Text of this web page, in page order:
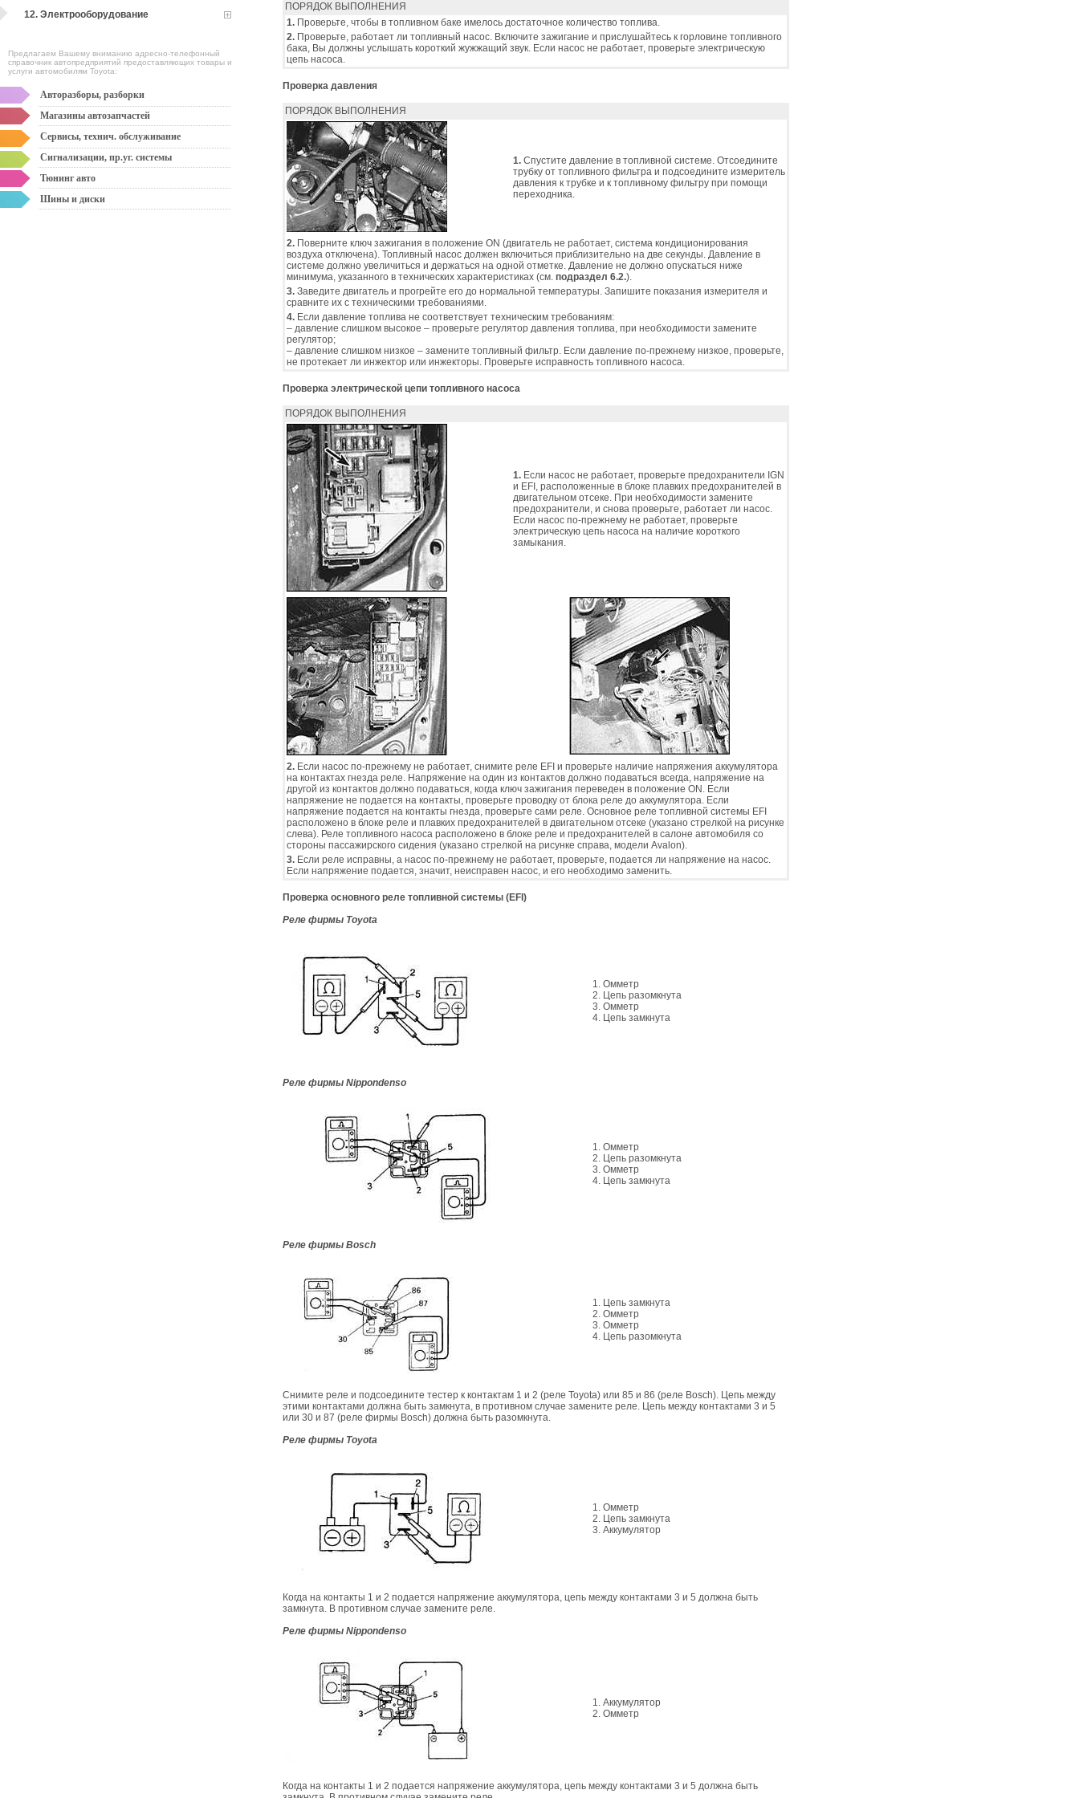
12. Электрооборудование
Предлагаем Вашему вниманию адресно-телефонный
справочник автопредприятий предоставляющих товары и
услуги автомобилям Toyota:
Авторазборы, разборки
Магазины автозапчастей
Сервисы, технич. обслуживание
Сигнализации, пр.уг. системы
Тюнинг авто
Шины и диски
ПОРЯДОК ВЫПОЛНЕНИЯ
1. Проверьте, чтобы в топливном баке имелось достаточное количество топлива.
2. Проверьте, работает ли топливный насос. Включите зажигание и прислушайтесь к горловине топливного
бака, Вы должны услышать короткий жужжащий звук. Если насос не работает, проверьте электрическую
цепь насоса.
Проверка давления
ПОРЯДОК ВЫПОЛНЕНИЯ
1. Спустите давление в топливной системе. Отсоедините
трубку от топливного фильтра и подсоедините измеритель
давления к трубке и к топливному фильтру при помощи
переходника.
2. Поверните ключ зажигания в положение ON (двигатель не работает, система кондиционирования
воздуха отключена). Топливный насос должен включиться приблизительно на две секунды. Давление в
системе должно увеличиться и держаться на одной отметке. Давление не должно опускаться ниже
минимума, указанного в технических характеристиках (см.подраздел 6.2.).
3. Заведите двигатель и прогрейте его до нормальной температуры. Запишите показания измерителя и
сравните их с техническими требованиями.
4. Если давление топлива не соответствует техническим требованиям:
– давление слишком высокое – проверьте регулятор давления топлива, при необходимости замените
регулятор;
– давление слишком низкое – замените топливный фильтр. Если давление по-прежнему низкое, проверьте,
не протекает ли инжектор или инжекторы. Проверьте исправность топливного насоса.
Проверка электрической цепи топливного насоса
ПОРЯДОК ВЫПОЛНЕНИЯ
1. Если насос не работает, проверьте предохранители IGN
и EFI, расположенные в блоке плавких предохранителей в
двигательном отсеке. При необходимости замените
предохранители, и снова проверьте, работает ли насос.
Если насос по-прежнему не работает, проверьте
электрическую цепь насоса на наличие короткого
замыкания.
2. Если насос по-прежнему не работает, снимите реле EFI и проверьте наличие напряжения аккумулятора
на контактах гнезда реле. Напряжение на один из контактов должно подаваться всегда, напряжение на
другой из контактов должно подаваться, когда ключ зажигания переведен в положение ON. Если
напряжение не подается на контакты, проверьте проводку от блока реле до аккумулятора. Если
напряжение подается на контакты гнезда, проверьте сами реле. Основное реле топливной системы EFI
расположено в блоке реле и плавких предохранителей в двигательном отсеке (указано стрелкой на рисунке
слева). Реле топливного насоса расположено в блоке реле и предохранителей в салоне автомобиля со
стороны пассажирского сидения (указано стрелкой на рисунке справа, модели Avalon).
3. Если реле исправны, а насос по-прежнему не работает, проверьте, подается ли напряжение на насос.
Если напряжение подается, значит, неисправен насос, и его необходимо заменить.
Проверкаосновного реле топливной системы (EFI)
Реле фирмы Toyota
1. Омметр
2. Цепь разомкнута
3. Омметр
4. Цепь замкнута
Реле фирмы Nippondenso
1. Омметр
2. Цепь разомкнута
3. Омметр
4. Цепь замкнута
Реле фирмы Bosch
1. Цепь замкнута
2. Омметр
3. Омметр
4. Цепь разомкнута
Снимите реле и подсоедините тестер к контактам 1 и 2 (реле Toyota) или 85 и 86 (реле Bosch). Цепь между
этими контактами должна быть замкнута, в противном случае замените реле. Цепь между контактами 3 и 5
или 30 и 87 (реле фирмы Bosch) должна быть разомкнута.
Реле фирмы Toyota
1. Омметр
2. Цепь замкнута
3. Аккумулятор
Когда на контакты 1 и 2 подается напряжение аккумулятора, цепь между контактами 3 и 5 должна быть
замкнута. В противном случае замените реле.
Реле фирмы Nippondenso
1. Аккумулятор
2. Омметр
Когда на контакты 1 и 2 подается напряжение аккумулятора, цепь между контактами 3 и 5 должна быть